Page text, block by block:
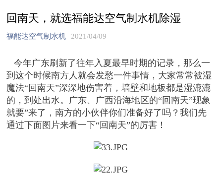
回南天，就选福能达空气制水机除湿
福能达空气制水机 2021/04/09
今年广东刷新了往年入夏最早时期的记录，那么一
到这个时候南方人就会发愁一件事情，大家常常被湿
魔法“回南天”深深地伤害着，墙壁和地板都是湿漉漉
的，到处出水。广东、广西沿海地区的“回南天”现象
就要”来了，南方的小伙伴你们准备好了吗？我们先
通过下面图片来看一下“回南天”的厉害！